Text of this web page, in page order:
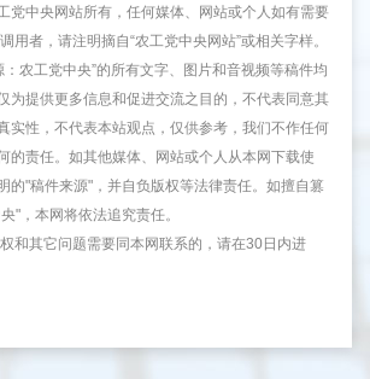
党中央网站所有，任何媒体、网站或个人如有需要
用者，请注明摘自“农工党中央网站”或相关字样。
农工党中央”的所有文字、图片和音视频等稿件均
为提供更多信息和促进交流之目的，不代表同意其
实性，不代表本站观点，仅供参考，我们不作任何
的责任。如其他媒体、网站或个人从本网下载使
的"稿件来源"，并自负版权等法律责任。如擅自篡
"，本网将依法追究责任。
和其它问题需要同本网联系的，请在30日内进